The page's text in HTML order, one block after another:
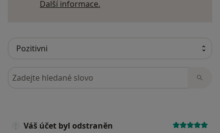
Další informace.
Hledejte v názorech
Váš účet byl odstraněn